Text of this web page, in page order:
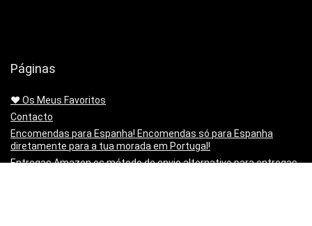
Páginas
❤️ Os Meus Favoritos
Contacto
Encomendas para Espanha! Encomendas só para Espanha
diretamente para a tua morada em Portugal!
Entregas Amazon.es método de envio alternativo para entregas